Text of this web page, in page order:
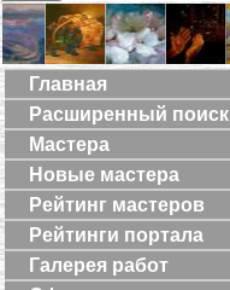
Главная
Расширенный поиск
Мастера
Новые мастера
Рейтинг мастеров
Рейтинги портала
Галерея работ